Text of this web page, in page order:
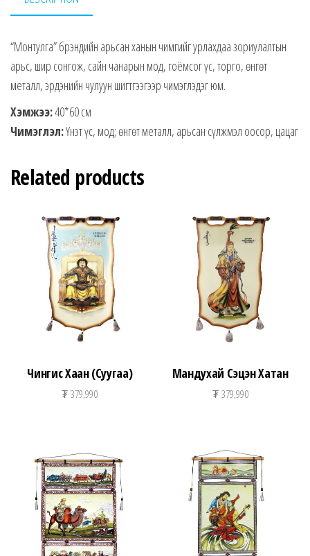
“Монтулга” брэндийн арьсан ханын чимгийг урлахдаа зориулалтын
арьс, шир сонгож, сайн чанарын мод, гоёмсог үс, торго, өнгөт
металл, эрдэнийн чулуун шигтгээгээр чимэглэдэг юм.
Хэмжээ:40*60 см
Чимэглэл:Үнэт үс, мод; өнгөт металл, арьсан сүлжмэл оосор, цацаг
Related products
Чингис Хаан (Суугаа)
₮379,990
Мандухай Сэцэн Хатан
₮379,990